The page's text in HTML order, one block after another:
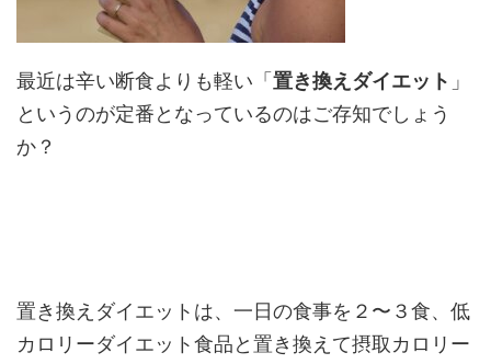
最近は辛い断食よりも軽い「 置き換えダイエット 」
というのが定番となっているのはご存知でしょう
か？
置き換えダイエットは、一日の食事を２〜３食、低
カロリーダイエット食品と置き換えて摂取カロリー